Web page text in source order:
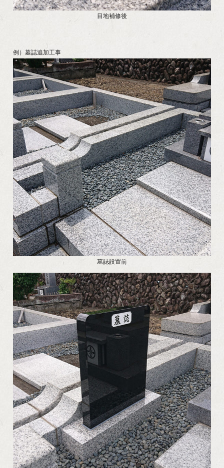
目地補修後
例）墓誌追加工事
墓誌設置前